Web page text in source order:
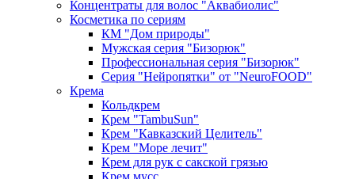
Концентраты для волос "Аквабиолис"
Косметика по сериям
КМ "Дом природы"
Мужская серия "Бизорюк"
Профессиональная серия "Бизорюк"
Серия "Нейропятки" от "NeuroFOOD"
Крема
Кольдкрем
Крем "TambuSun"
Крем "Кавказский Целитель"
Крем "Море лечит"
Крем для рук с сакской грязью
Крем мусс